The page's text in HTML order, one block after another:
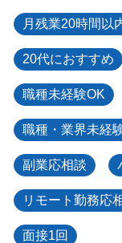
月残業20時間以
20代におすすめ
職種未経験OK
職種・業界未経
副業応相談
リモート勤務応
面接1回